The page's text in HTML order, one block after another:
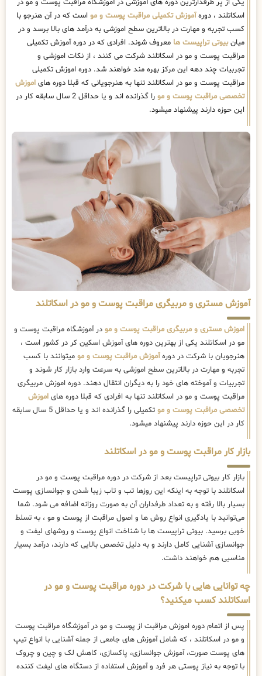
یکی از پر طرفدارترین دوره های آموزشی در آموزشگاه مراقبت پوست و مو در
اسکاتلند ، دورهآموزش تکمیلی مراقبت پوست و مو است که در آن هنرجو با
کسب تجربه و مهارت در بالاترین سطح اموزشی به درآمد های بالا برسد و در
میانبیوتی تراپیست ها معروف شوند. افرادی که در دوره آموزش تکمیلی
مراقبت پوست و مو در اسکاتلند شرکت می کنند ، از نکات اموزشی و
تجربیات چند دهه این مرکز بهره مند خواهند شد. دوره اموزش تکمیلی
مراقبت پوست و مو در اسکاتلند تنها به هنرجویانی که قبلا دوره های اموزش
تخصصی مراقبت پوست و مو
را گذرانده اند و یا حداقل 2 سال سابقه کار در
این حوزه دارند پیشنهاد میشود.
آموزش مستری و مربیگری مراقبت پوست و مو در اسکاتلند
اموزش مستری و مربیگری مراقبت پوست و مو در آموزشگاه مراقبت پوست و
مو در اسکاتلند یکی از بهترین دوره های آموزش اسکین کر در کشور است ،
هنرجویان با شرکت در دورهآموزش مراقبت پوست و مو میتوانند با کسب
تجربه و مهارت در بالاترین سطح اموزشی به سرعت وارد بازار کار شوند و
تجربیات و آموخته های خود را به دیگران انتقال دهند. دوره اموزش مربیگری
مراقبت پوست و مو در اسکاتلند تنها به افرادی که قبلا دوره های اموزش
تخصصی مراقبت پوست و مو
تکمیلی را گذرانده اند و یا حداقل 5 سال سابقه
کار در این حوزه دارند پیشنهاد میشود.
بازار کار مراقبت پوست و مو در اسکاتلند
بازار کار بیوتی تراپیست بعد از شرکت در دوره مراقبت پوست و مو در
اسکاتلند با توجه به اینکه این روزها تب و تاب زیبا شدن و جوانسازی پوست
بسیار بالا رفته و به تعداد طرفداران آن به صورت روزانه اضافه می شود. شما
می‌توانید با یادگیری انواع روش ها و اصول مراقبت از پوست و مو ، به تسلط
خوبی برسید. بیوتی تراپیست ها با شناخت انواع پوست و روشهای لیفت و
جوانسازی آشنایی کامل دارند و به دلیل تخصص بالایی که دارند، درآمد بسیار
مناسبی هم خواهند داشت.
چه توانایی هایی با شرکت در دوره مراقبت پوست و مو در
اسکاتلند کسب میکنید؟
پس از اتمام دوره اموزش مراقبت از پوست و مو در آموزشگاه مراقبت پوست
و مو در اسکاتلند ، که شامل آموزش های جامعی از جمله آشنایی با انواع تیپ
های پوست صورت، آموزش جوانسازی، پاکسازی، کاهش لک و چین و چروک
با توجه به نیاز پوستی هر فرد و آموزش استفاده از دستگاه های لیفت کننده